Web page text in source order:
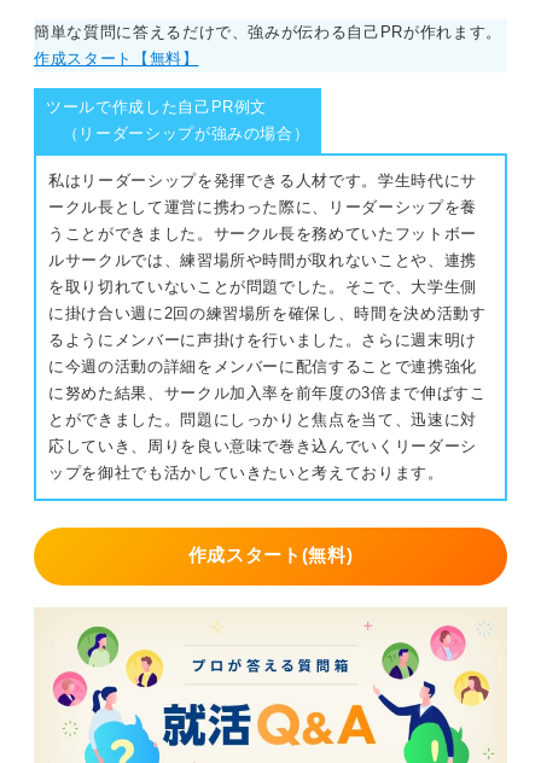
簡単な質問に答えるだけで、強みが伝わる自己PRが作れます。
作成スタート【無料】
ツールで作成した自己PR例文
（リーダーシップが強みの場合）
私はリーダーシップを発揮できる人材です。学生時代にサ
ークル長として運営に携わった際に、リーダーシップを養
うことができました。サークル長を務めていたフットボー
ルサークルでは、練習場所や時間が取れないことや、連携
を取り切れていないことが問題でした。そこで、大学生側
に掛け合い週に2回の練習場所を確保し、時間を決め活動す
るようにメンバーに声掛けを行いました。さらに週末明け
に今週の活動の詳細をメンバーに配信することで連携強化
に努めた結果、サークル加入率を前年度の3倍まで伸ばすこ
とができました。問題にしっかりと焦点を当て、迅速に対
応していき、周りを良い意味で巻き込んでいくリーダーシ
ップを御社でも活かしていきたいと考えております。
作成スタート(無料)